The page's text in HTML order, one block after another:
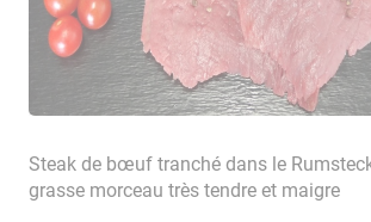
Steak de bœuf tranché dans le
grasse morceau très tendre et maigre